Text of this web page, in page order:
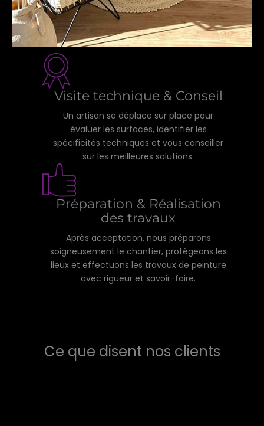
Visite technique & Conseil
Un artisan se déplace sur place pour
évaluer les surfaces, identifier les
spécificités techniques et vous conseiller
sur les meilleures solutions.
Préparation & Réalisation
des travaux
Après acceptation, nous préparons
soigneusement le chantier, protégeons les
lieux et effectuons les travaux de peinture
avec rigueur et savoir-faire.
Ce que disent nos clients